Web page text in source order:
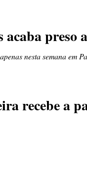
preso
nesta semana em
recebe a